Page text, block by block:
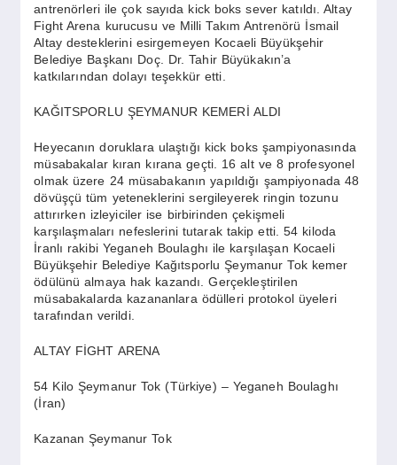
antrenörleri ile çok sayıda kick boks sever katıldı. Altay
Fight Arena kurucusu ve Milli Takım Antrenörü İsmail
Altay desteklerini esirgemeyen Kocaeli Büyükşehir
Belediye Başkanı Doç. Dr. Tahir Büyükakın’a
katkılarından dolayı teşekkür etti.
KAĞITSPORLU ŞEYMANUR KEMERİ ALDI
Heyecanın doruklara ulaştığı kick boks şampiyonasında
müsabakalar kıran kırana geçti. 16 alt ve 8 profesyonel
olmak üzere 24 müsabakanın yapıldığı şampiyonada 48
dövüşçü tüm yeteneklerini sergileyerek ringin tozunu
attırırken izleyiciler ise birbirinden çekişmeli
karşılaşmaları nefeslerini tutarak takip etti. 54 kiloda
İranlı rakibi Yeganeh Boulaghı ile karşılaşan Kocaeli
Büyükşehir Belediye Kağıtsporlu Şeymanur Tok kemer
ödülünü almaya hak kazandı. Gerçekleştirilen
müsabakalarda kazananlara ödülleri protokol üyeleri
tarafından verildi.
ALTAY FİGHT ARENA
54 Kilo Şeymanur Tok (Türkiye) – Yeganeh Boulaghı
(İran)
Kazanan Şeymanur Tok